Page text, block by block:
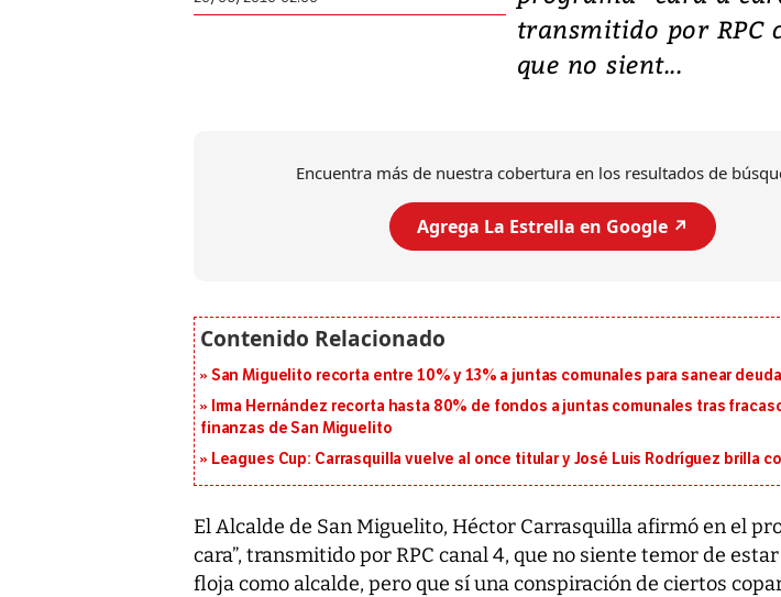
transmitido por RPC
que no sient...
Encuentra más de nuestra cobertura en los resultados de
Agrega La Estrella en Google ↗️
San Miguelito recorta entre 10% y 13% a juntas comunales para sanear
Irma Hernández recorta hasta 80% de fondos a juntas comunales tras
finanzas de San Miguelito
Leagues Cup: Carrasquilla vuelve al once titular y José Luis Rodríguez brilla
El Alcalde de San Miguelito, Héctor Carrasquilla afirmó en el
cara”, transmitido por RPC canal 4, que no siente temor de
floja como alcalde, pero que sí una conspiración de ciertos
daños en
al sur de Japón,